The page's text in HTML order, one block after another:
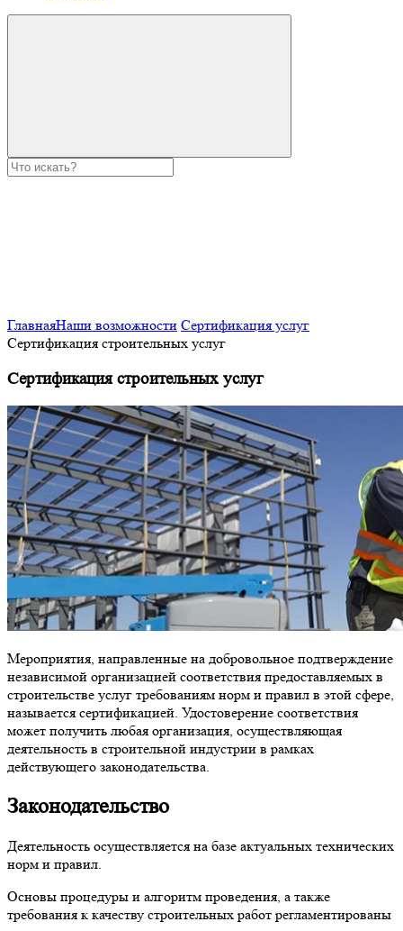
ГлавнаяНаши возможности Сертификация услуг
Сертификация строительных услуг
Сертификация строительных услуг
Мероприятия, направленные на добровольное подтверждение
независимой организацией соответствия предоставляемых в
строительстве услуг требованиям норм и правил в этой сфере,
называется сертификацией. Удостоверение соответствия
может получить любая организация, осуществляющая
деятельность в строительной индустрии в рамках
действующего законодательства.
Законодательство
Деятельность осуществляется на базе актуальных технических
норм и правил.
Основы процедуры и алгоритм проведения, а также
требования к качеству строительных работ регламентированы